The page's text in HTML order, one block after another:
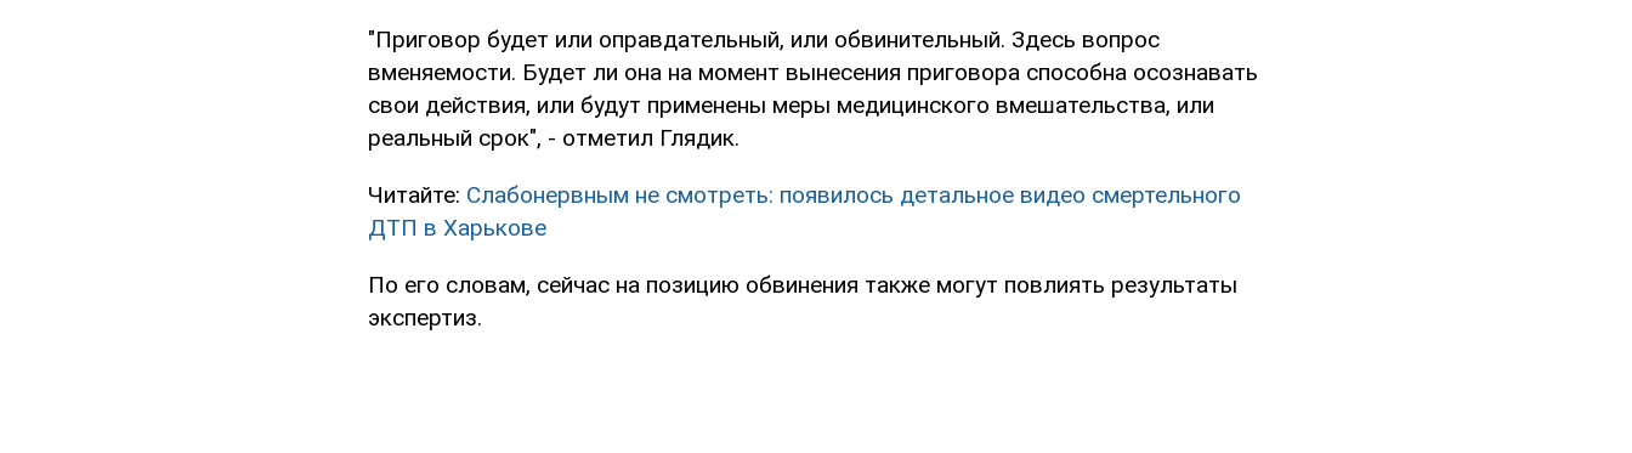
"Приговор будет или оправдательный, или обвинительный. Здесь вопрос
вменяемости. Будет ли она на момент вынесения приговора способна осознавать
свои действия, или будут применены меры медицинского вмешательства, или
реальный срок", - отметил Глядик.
Читайте: Слабонервным не смотреть: появилось детальное видео смертельного
ДТП в Харькове
По его словам, сейчас на позицию обвинения также могут повлиять результаты
экспертиз.